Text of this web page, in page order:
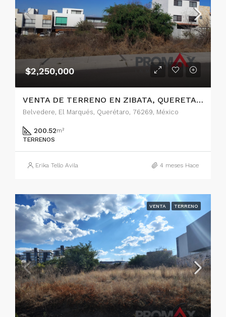
$2,250,000
VENTA DE TERRENO EN ZIBATA, QUERETARO
Belvedere, El Marqués, Querétaro, 76269, México
200.52m²
TERRENOS
Erika Tello Avila 4 meses Hace
VENTA TERRENO